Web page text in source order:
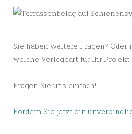
Sie haben weitere Fragen? Oder
welche Verlegeart für Ihr Projekt
Fragen Sie uns einfach!
Fordern Sie jetzt ein